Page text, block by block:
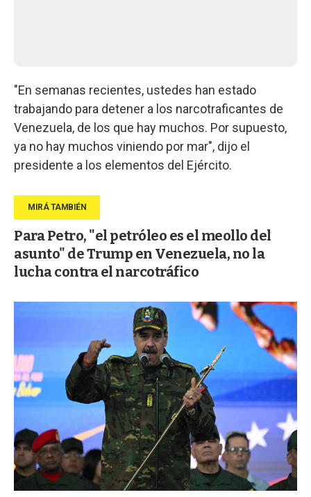
"En semanas recientes, ustedes han estado
trabajando para detener a los narcotraficantes de
Venezuela, de los que hay muchos. Por supuesto,
ya no hay muchos viniendo por mar", dijo el
presidente a los elementos del Ejército.
Para Petro, "el petróleo es el meollo del
asunto" de Trump en Venezuela, no la
lucha contra el narcotráfico